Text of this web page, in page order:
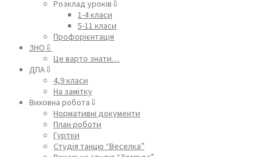
Розклад уроків⇩
1-4 класи
5-11 класи
Профорієнтація
ЗНО⇩
Це варто знати…
ДПА⇩
4,9 класи
На замітку
Виховна робота⇩
Нормативні документи
План роботи
Гуртки
Студія танцю “Веселка”